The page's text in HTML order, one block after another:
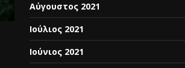
Αύγουστος 2021
Ιούλιος 2021
Ιούνιος 2021